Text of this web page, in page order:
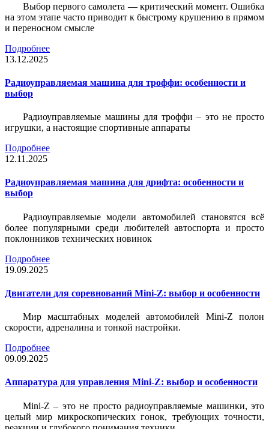
Выбор первого самолета — критический момент. Ошибка
на этом этапе часто приводит к быстрому крушению в прямом
и переносном смысле
Подробнее
13.12.2025
Радиоуправляемая машина для троффи: особенности и
выбор
Радиоуправляемые машины для троффи – это не просто
игрушки, а настоящие спортивные аппараты
Подробнее
12.11.2025
Радиоуправляемая машина для дрифта: особенности и
выбор
Радиоуправляемые модели автомобилей становятся всё
более популярными среди любителей автоспорта и просто
поклонников технических новинок
Подробнее
19.09.2025
Двигатели для соревнований Mini-Z: выбор и особенности
Мир масштабных моделей автомобилей Mini-Z полон
скорости, адреналина и тонкой настройки.
Подробнее
09.09.2025
Аппаратура для управления Mini-Z: выбор и особенности
Mini-Z – это не просто радиоуправляемые машинки, это
целый мир микроскопических гонок, требующих точности,